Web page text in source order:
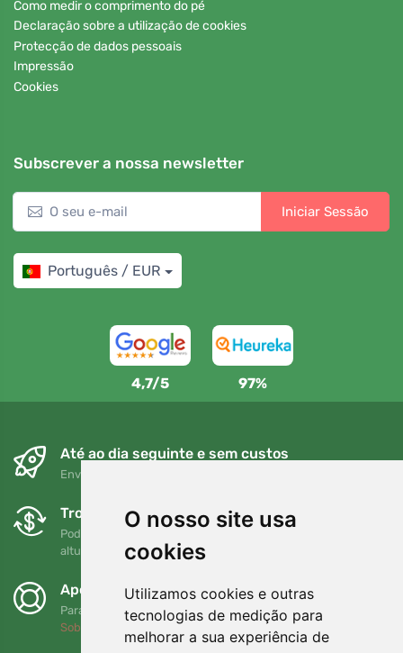
O nosso site usa
cookies
Utilizamos cookies e outras
tecnologias de medição para
melhorar a sua experiência de
Como medir o comprimento do pé
Declaração sobre a utilização de cookies
Protecção de dados pessoais
Impressão
Cookies
Subscrever a nossa newsletter
Iniciar Sessão
Português / EUR
4,7/5 97%
Até ao dia seguinte e sem custos
Envio gratuito para encomendas superiores a 80 EUR
Trocas e devoluções gratuitas
Pode devolver ou trocar a sua encomenda em qualquer
altura no prazo de 90 dias
Apoiamos a Trees.org
Para cada encomenda plantamos uma árvore! Leia mais
Sobre nós